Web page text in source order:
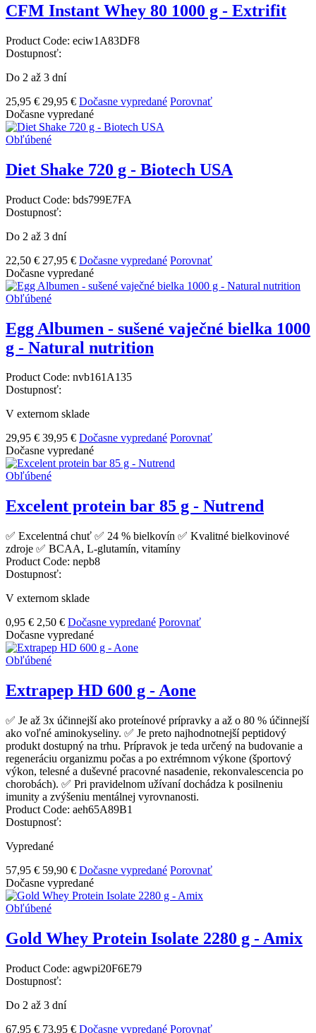
CFM Instant Whey 80 1000 g - Extrifit
Product Code: eciw1A83DF8
Dostupnosť:
Do 2 až 3 dní
25,95 € 29,95 € Dočasne vypredané Porovnať
Dočasne vypredané
Obľúbené
Diet Shake 720 g - Biotech USA
Product Code: bds799E7FA
Dostupnosť:
Do 2 až 3 dní
22,50 € 27,95 € Dočasne vypredané Porovnať
Dočasne vypredané
Obľúbené
Egg Albumen - sušené vaječné bielka 1000
g - Natural nutrition
Product Code: nvb161A135
Dostupnosť:
V externom sklade
29,95 € 39,95 € Dočasne vypredané Porovnať
Dočasne vypredané
Obľúbené
Excelent protein bar 85 g - Nutrend
✅ Excelentná chuť ✅ 24 % bielkovín ✅ Kvalitné bielkovinové
zdroje ✅ BCAA, L-glutamín, vitamíny
Product Code: nepb8
Dostupnosť:
V externom sklade
0,95 € 2,50 € Dočasne vypredané Porovnať
Dočasne vypredané
Obľúbené
Extrapep HD 600 g - Aone
✅ Je až 3x účinnejší ako proteínové prípravky a až o 80 % účinnejší
ako voľné aminokyseliny. ✅ Je preto najhodnotnejší peptidový
produkt dostupný na trhu. Prípravok je teda určený na budovanie a
regeneráciu organizmu počas a po extrémnom výkone (športový
výkon, telesné a duševné pracovné nasadenie, rekonvalescencia po
chorobách). ✅ Pri pravidelnom užívaní dochádza k posilneniu
imunity a zvýšeniu mentálnej vyrovnanosti.
Product Code: aeh65A89B1
Dostupnosť:
Vypredané
57,95 € 59,90 € Dočasne vypredané Porovnať
Dočasne vypredané
Obľúbené
Gold Whey Protein Isolate 2280 g - Amix
Product Code: agwpi20F6E79
Dostupnosť:
Do 2 až 3 dní
67,95 € 73,95 € Dočasne vypredané Porovnať